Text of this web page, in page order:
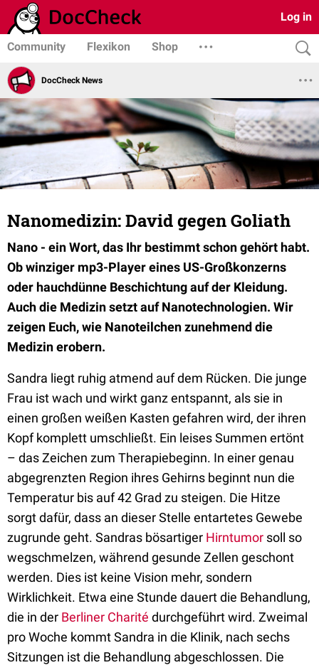
Log in
Community Flexikon Shop
DocCheck News
Nanomedizin: David gegen Goliath
Nano - ein Wort, das Ihr bestimmt schon gehört habt.
Ob winziger mp3-Player eines US-Großkonzerns
oder hauchdünne Beschichtung auf der Kleidung.
Auch die Medizin setzt auf Nanotechnologien. Wir
zeigen Euch, wie Nanoteilchen zunehmend die
Medizin erobern.
Sandra liegt ruhig atmend auf dem Rücken. Die junge
Frau ist wach und wirkt ganz entspannt, als sie in
einen großen weißen Kasten gefahren wird, der ihren
Kopf komplett umschließt. Ein leises Summen ertönt
– das Zeichen zum Therapiebeginn. In einer genau
abgegrenzten Region ihres Gehirns beginnt nun die
Temperatur bis auf 42 Grad zu steigen. Die Hitze
sorgt dafür, dass an dieser Stelle entartetes Gewebe
zugrunde geht. Sandras bösartiger Hirntumor soll so
wegschmelzen, während gesunde Zellen geschont
werden. Dies ist keine Vision mehr, sondern
Wirklichkeit. Etwa eine Stunde dauert die Behandlung,
die in der Berliner Charité durchgeführt wird. Zweimal
pro Woche kommt Sandra in die Klinik, nach sechs
Sitzungen ist die Behandlung abgeschlossen. Die